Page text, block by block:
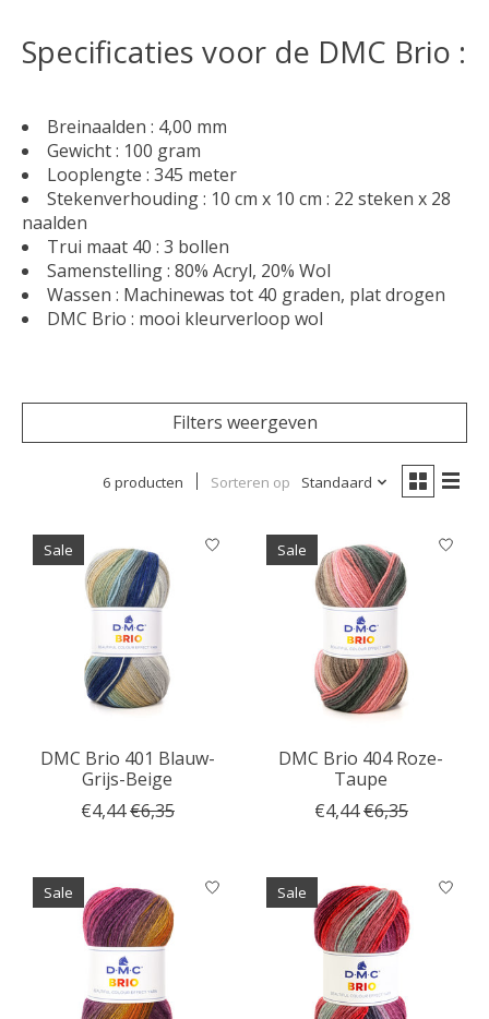
Specificaties voor de DMC Brio :
Breinaalden : 4,00 mm
Gewicht : 100 gram
Looplengte : 345 meter
Stekenverhouding : 10 cm x 10 cm : 22 steken x 28
naalden
Trui maat 40 : 3 bollen
Samenstelling : 80% Acryl, 20% Wol
Wassen : Machinewas tot 40 graden, plat drogen
DMC Brio : mooi kleurverloop wol
Filters weergeven
6 producten Sorteren op Standaard
Sale
DMC Brio 401 Blauw-
Grijs-Beige
€4,44€6,35
Sale
DMC Brio 404 Roze-
Taupe
€4,44€6,35
Sale Sale